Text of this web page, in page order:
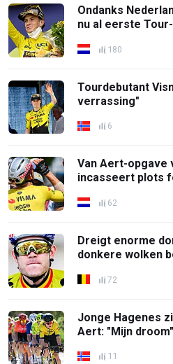
Ondanks
nu al eerste
180
Tourdebutant
verrassing"
6
Van Aert-opgave
incasseert plots
62
Dreigt enorme
donkere wolken
72
Jonge Hagenes
Aert: "Mijn droom"
11